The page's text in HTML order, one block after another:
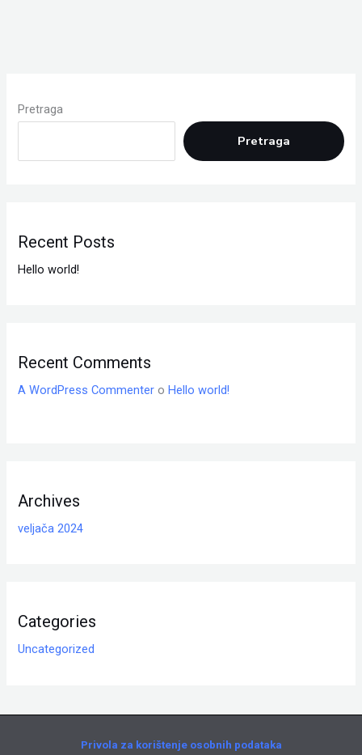
Pretraga
Pretraga
Recent Posts
Hello world!
Recent Comments
A WordPress Commenter oHello world!
Archives
veljača 2024
Categories
Uncategorized
Privola za korištenje osobnih podataka